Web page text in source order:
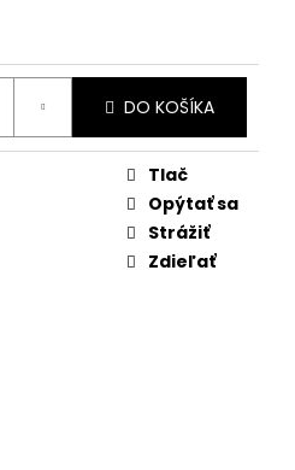
DO KOŠÍKA
Tlač
Opýtať sa
Strážiť
Zdieľať